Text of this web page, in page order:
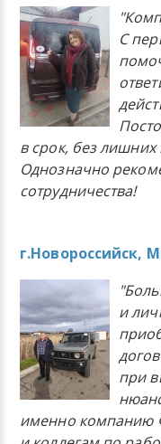
С
в срок, без
Однозначно
сотрудничества!
г.Новороссийск,
и
при
именно компанию